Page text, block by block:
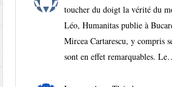
toucher du doigt la vérité du
Léo, Humanitas publie à
Mircea Cartarescu, y compris
sont en effet remarquables.